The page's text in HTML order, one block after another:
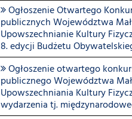
Ogłoszenie Otwartego
publicznych Województwa
Upowszechnianie Kultury
8. edycji Budżetu
Ogłoszenie otwartego
publicznego Województwa
Upowszechniania Kultury
wydarzenia tj.